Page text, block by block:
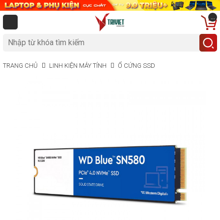
...
TRANG CHỦ LINH KIỆN MÁY TÍNH Ổ CỨNG SSD